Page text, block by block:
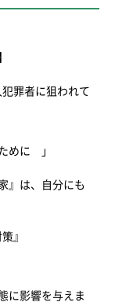
犯罪者に狙われて
ために 」
は、自分にも
』
に影響を与えま